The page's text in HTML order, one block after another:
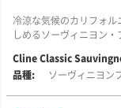
リーン・ヴァレーに位
カリフォルニア北部のノ
に適した土壌として高く
にピノ・ノワールが植樹
個性豊かなピノ・ノワー
ノース・コースト地域と
郡、ソノマ郡、レイク郡
冷涼な気候のカリフォ
しめるソーヴィニヨン・
■テイスティング・コメ
香りにはパパイヤやハネ
Cline Classic
ソーヴィニヨン